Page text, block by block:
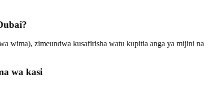
wima), zimeundwa kusafirisha watu kupitia anga ya mijini na
wa kasi